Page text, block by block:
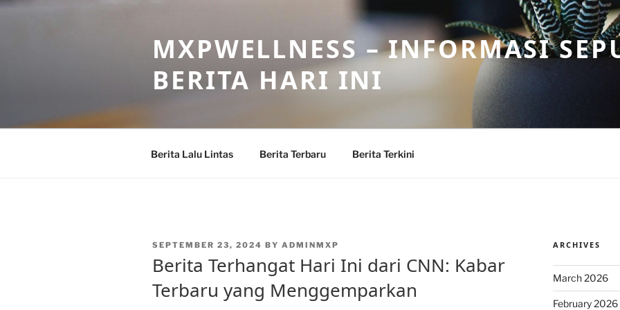
Skip
MXPWELLNESS – INFORMASI
BERITA HARI INI
Berita Lalu Lintas Berita Terbaru Berita Terkini
POSTED
SEPTEMBER 23, 2024 BY ADMINMXP
Berita Terhangat Hari Ini dari CNN: Kabar
Terbaru yang Menggemparkan
ARCHIVES
March 2026
February 2026